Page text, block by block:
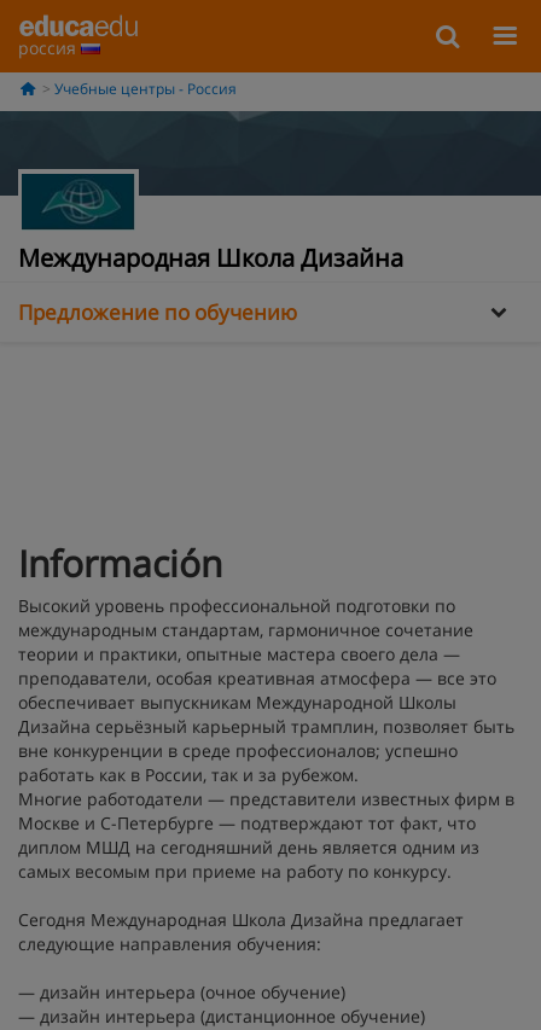
россия
Учебные центры - Россия
Международная Школа Дизайна
Информация
Предложение по обучению
Información
Высокий уровень профессиональной подготовки по
международным стандартам, гармоничное сочетание
теории и практики, опытные мастера своего дела —
преподаватели, особая креативная атмосфера — все это
обеспечивает выпускникам Международной Школы
Дизайна серьёзный карьерный трамплин, позволяет быть
вне конкуренции в среде профессионалов; успешно
работать как в России, так и за рубежом.
Многие работодатели — представители известных фирм в
Москве и С-Петербурге — подтверждают тот факт, что
диплом МШД на сегодняшний день является одним из
самых весомым при приеме на работу по конкурсу.
Сегодня Международная Школа Дизайна предлагает
следующие направления обучения:
— дизайн интерьера (очное обучение)
— дизайн интерьера (дистанционное обучение)